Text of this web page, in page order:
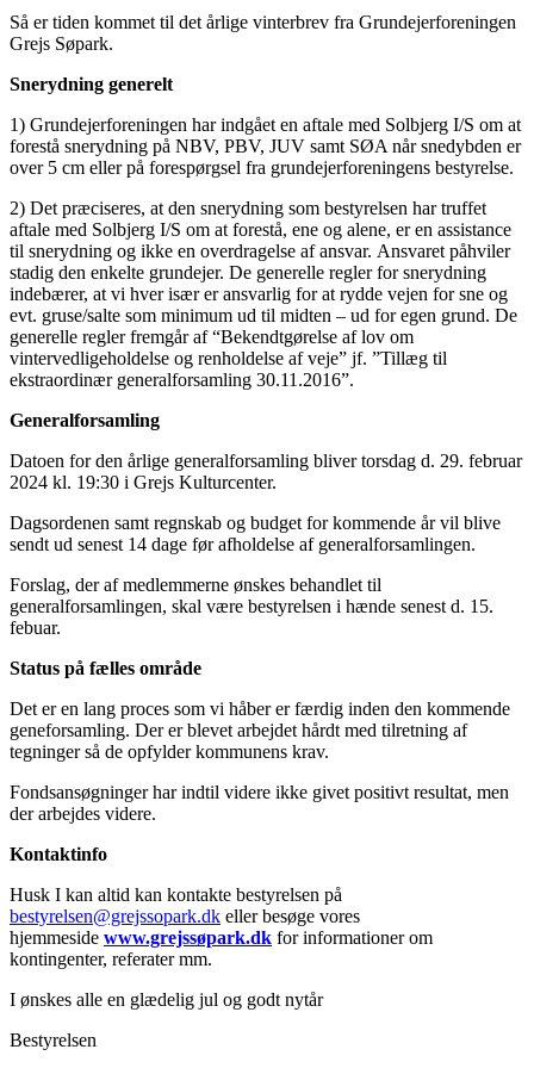
Så er tiden kommet til det årlige vinterbrev fra Grundejerforeningen
Grejs Søpark.
Snerydning generelt
1) Grundejerforeningen har indgået en aftale med Solbjerg I/S om at
forestå snerydning på NBV, PBV, JUV samt SØA når snedybden er
over 5 cm eller på forespørgsel fra grundejerforeningens bestyrelse.
2) Det præciseres, at den snerydning som bestyrelsen har truffet
aftale med Solbjerg I/S om at forestå, ene og alene, er en assistance
til snerydning og ikke en overdragelse af ansvar. Ansvaret påhviler
stadig den enkelte grundejer. De generelle regler for snerydning
indebærer, at vi hver især er ansvarlig for at rydde vejen for sne og
evt. gruse/salte som minimum ud til midten – ud for egen grund. De
generelle regler fremgår af “Bekendtgørelse af lov om
vintervedligeholdelse og renholdelse af veje” jf. ”Tillæg til
ekstraordinær generalforsamling 30.11.2016”.
Generalforsamling
Datoen for den årlige generalforsamling bliver torsdag d. 29. februar
2024 kl. 19:30 i Grejs Kulturcenter.
Dagsordenen samt regnskab og budget for kommende år vil blive
sendt ud senest 14 dage før afholdelse af generalforsamlingen.
Forslag, der af medlemmerne ønskes behandlet til
generalforsamlingen, skal være bestyrelsen i hænde senest d. 15.
febuar.
Status på fælles område
Det er en lang proces som vi håber er færdig inden den kommende
geneforsamling. Der er blevet arbejdet hårdt med tilretning af
tegninger så de opfylder kommunens krav.
Fondsansøgninger har indtil videre ikke givet positivt resultat, men
der arbejdes videre.
Kontaktinfo
Husk I kan altid kan kontakte bestyrelsen på
bestyrelsen@grejssopark.dk eller besøge vores
hjemmeside www.grejssøpark.dk for informationer om
kontingenter, referater mm.
I ønskes alle en glædelig jul og godt nytår
Bestyrelsen